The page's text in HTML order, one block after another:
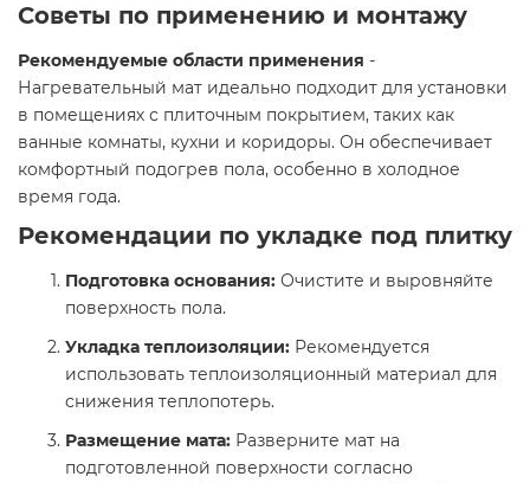
Советы по применению и монтажу
Рекомендуемые области применения -
Нагревательный мат идеально подходит для установки
в помещениях с плиточным покрытием, таких как
ванные комнаты, кухни и коридоры. Он обеспечивает
комфортный подогрев пола, особенно в холодное
время года.​
Рекомендации по укладке под плитку
Подготовка основания: Очистите и выровняйте
поверхность пола.​
Укладка теплоизоляции: Рекомендуется
использовать теплоизоляционный материал для
снижения теплопотерь.​
Размещение мата: Разверните мат на
подготовленной поверхности согласно